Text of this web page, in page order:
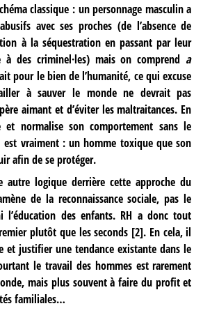
classique : un personnage masculin a
avec ses proches (de l’absence de
à la séquestration en passant par leur
des criminel·les) mais on comprend a
pour le bien de l’humanité, ce qui excuse
à sauver le monde ne devrait pas
aimant et d’éviter les maltraitances. En
et normalise son comportement sans le
est vraiment : un homme toxique que son
afin de se protéger.
autre logique derrière cette approche du
de la reconnaissance sociale, pas le
l’éducation des enfants. RH a donc tout
plutôt que les seconds [2]. En cela, il
et justifier une tendance existante dans le
le travail des hommes est rarement
mais plus souvent à faire du profit et
familiales…